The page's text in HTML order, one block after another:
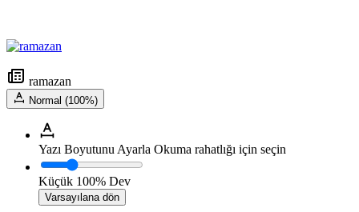
ramazan
Normal (100%)
Yazı Boyutunu Ayarla Okuma rahatlığı için seçin
Küçük 100% Dev
Varsayılana dön